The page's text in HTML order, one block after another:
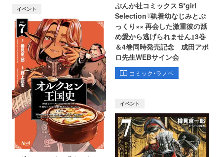
ぶんか社コミックス S*girl
Selection『執着幼なじみとぷ
っくり×× 再会した激重彼の舐
め愛から逃げられません』3巻
＆4巻同時発売記念 成田アポ
ロ先生WEBサイン会
コミック・ラノベ
イベント
イベント